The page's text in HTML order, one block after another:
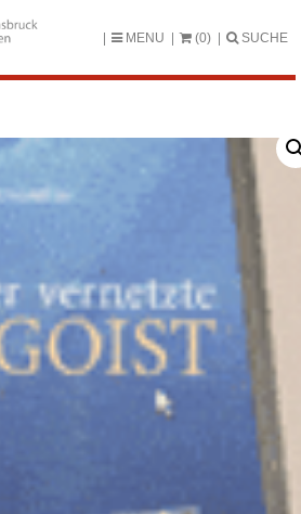
MENU (0) SUCHE